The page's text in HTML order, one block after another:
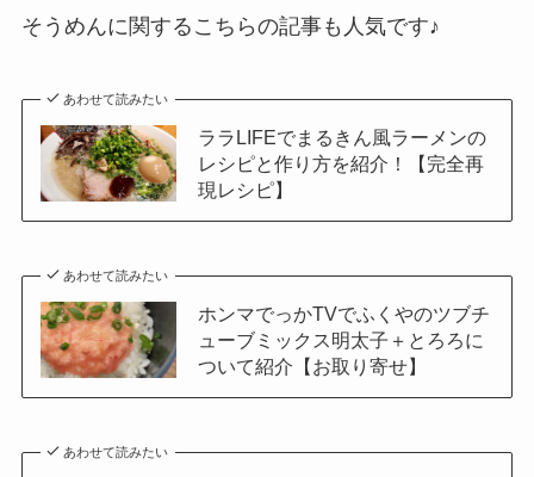
そうめんに関するこちらの記事も人気です♪
あわせて読みたい
ララLIFEでまるきん風ラーメンの
レシピと作り方を紹介！【完全再
現レシピ】
あわせて読みたい
ホンマでっかTVでふくやのツブチ
ューブミックス明太子＋とろろに
ついて紹介【お取り寄せ】
あわせて読みたい